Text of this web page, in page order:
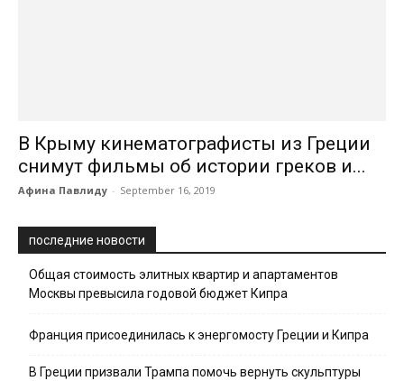
В Крыму кинематографисты из Греции
снимут фильмы об истории греков и...
Афина Павлиду - September 16, 2019
последние новости
Общая стоимость элитных квартир и апартаментов
Москвы превысила годовой бюджет Кипра
Франция присоединилась к энергомосту Греции и Кипра
В Греции призвали Трампа помочь вернуть скульптуры